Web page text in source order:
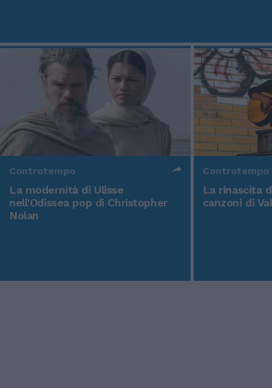
Controtempo
La modernità di Ulisse
nell'Odissea pop di Christopher
Nolan
Controtempo
La rinascita
canzoni di